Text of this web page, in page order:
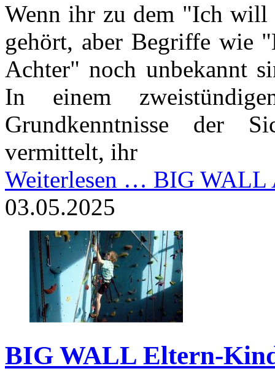
Wenn ihr zu dem "Ich will
gehört, aber Begriffe wie
Achter" noch unbekannt
In einem
Grundkenntnisse der
vermittelt, ihr
Weiterlesen … BIG WALL
03.05.2025
BIG WALL Eltern-